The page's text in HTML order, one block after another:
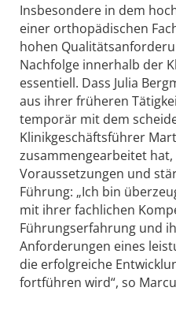
Insbesondere in dem
einer orthopädischen
hohen
Nachfolge innerhalb der
essentiell. Dass Julia
aus ihrer früheren
temporär mit dem
Klinikgeschäftsführer
zusammengearbeitet
Voraussetzungen und
Führung: „Ich bin
mit ihrer fachlichen
Führungserfahrung und
Anforderungen eines
die erfolgreiche
fortführen wird“, so